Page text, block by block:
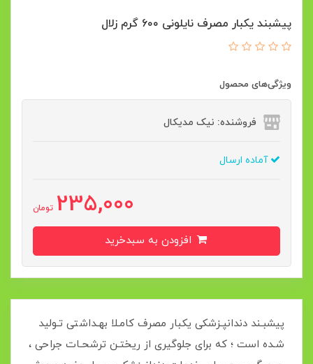
پیشبند یکبار مصرف نایلونی ۶۰۰ گرم زلال
ویژگی‌های محصول
فروشنده: نیک مدیکال
آماده ارسال
235,000 تومان
پیشبـند دندانپـزشکی یکبار مصرف کامـلا بهـداشتی تـولید
شـده است ؛ که برای جلوگیری از ریختـن ترشحـات جراحی ،